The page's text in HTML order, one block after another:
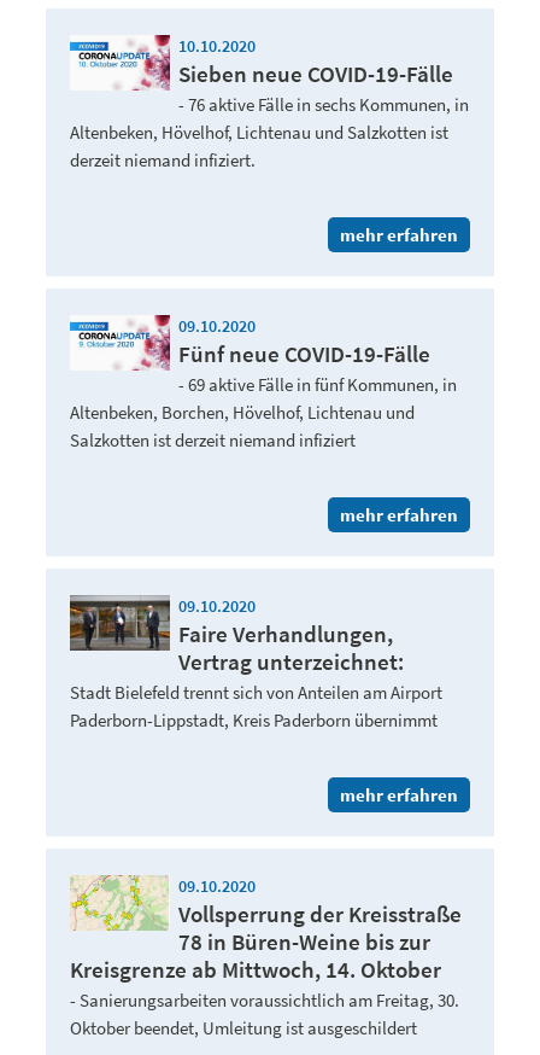
10.10.2020
Sieben neue COVID-19-Fälle
- 76 aktive Fälle in sechs Kommunen, in
Altenbeken, Hövelhof, Lichtenau und Salzkotten ist
derzeit niemand infiziert.
mehr erfahren
09.10.2020
Fünf neue COVID-19-Fälle
- 69 aktive Fälle in fünf Kommunen, in
Altenbeken, Borchen, Hövelhof, Lichtenau und
Salzkotten ist derzeit niemand infiziert
mehr erfahren
09.10.2020
Faire Verhandlungen,
Vertrag unterzeichnet:
Stadt Bielefeld trennt sich von Anteilen am Airport
Paderborn-Lippstadt, Kreis Paderborn übernimmt
mehr erfahren
09.10.2020
Vollsperrung der Kreisstraße
78 in Büren-Weine bis zur
Kreisgrenze ab Mittwoch, 14. Oktober
- Sanierungsarbeiten voraussichtlich am Freitag, 30.
Oktober beendet, Umleitung ist ausgeschildert